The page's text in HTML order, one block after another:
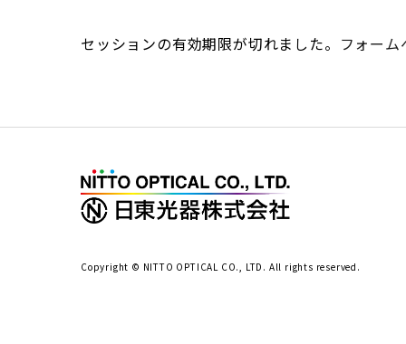
セッションの有効期限が切れました。 フォーム
Copyright © NITTO OPTICAL CO., LTD. All rights reserved.